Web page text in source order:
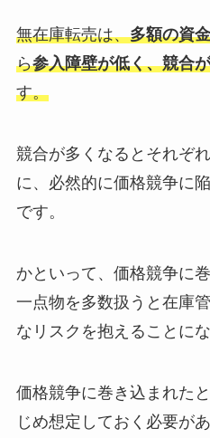
無在庫転売は、多額の資
ら参入障壁が低く、競合
す。
競合が多くなるとそれぞ
に、必然的に価格競争に
です。
かといって、価格競争に
一点物を多数扱うと在庫
なリスクを抱えることに
価格競争に巻き込まれた
じめ想定しておく必要があ